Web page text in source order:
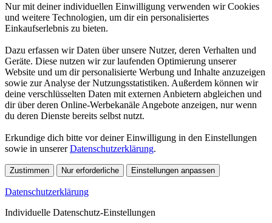
Nur mit deiner individuellen Einwilligung verwenden wir Cookies
und weitere Technologien, um dir ein personalisiertes
Einkaufserlebnis zu bieten.
Dazu erfassen wir Daten über unsere Nutzer, deren Verhalten und
Geräte. Diese nutzen wir zur laufenden Optimierung unserer
Website und um dir personalisierte Werbung und Inhalte anzuzeigen
sowie zur Analyse der Nutzungsstatistiken. Außerdem können wir
deine verschlüsselten Daten mit externen Anbietern abgleichen und
dir über deren Online-Werbekanäle Angebote anzeigen, nur wenn
du deren Dienste bereits selbst nutzt.
Erkundige dich bitte vor deiner Einwilligung in den Einstellungen
sowie in unsererDatenschutzerklärung.
Zustimmen Nur erforderliche Einstellungen anpassen
Datenschutzerklärung
Individuelle Datenschutz-Einstellungen